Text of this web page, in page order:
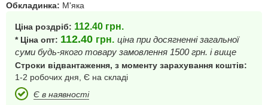
Обкладинка: М'яка
Ціна роздріб: 112.40 грн.
* Ціна опт: 112.40 грн. ціна при досягненні загальної
суми будь-якого товару замовлення 1500 грн. і вище
Строки відвантаження, з моменту зарахування коштів:
1-2 робочих дня, Є на складі
Є в наявності